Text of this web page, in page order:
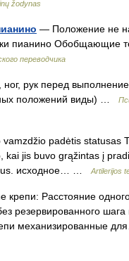
žodynas
— Положение не
пианино Обобщающие
переводчика
рук перед
положений виды) …
padėtis statusas
kai jis buvo grąžintas į
rus. исходное… …
Artilerijos
Расстояние
резервированного шага
механизированные